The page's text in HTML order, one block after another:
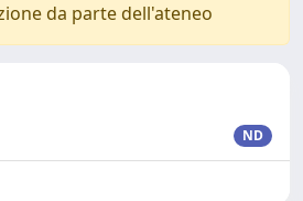
da parte dell'ateneo
ND